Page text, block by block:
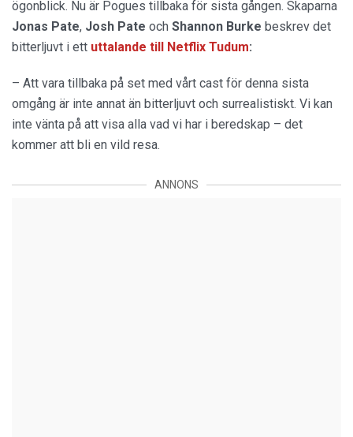
ögonblick. Nu är Pogues tillbaka för sista gången. Skaparna
Jonas Pate, Josh Pate och Shannon Burke beskrev det
bitterljuvt i ett uttalande till Netflix Tudum:
– Att vara tillbaka på set med vårt cast för denna sista
omgång är inte annat än bitterljuvt och surrealistiskt. Vi kan
inte vänta på att visa alla vad vi har i beredskap – det
kommer att bli en vild resa.
ANNONS